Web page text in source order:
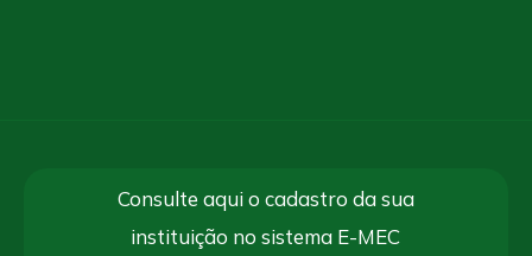
Consulte aqui o cadastro da sua
instituição no sistema E-MEC